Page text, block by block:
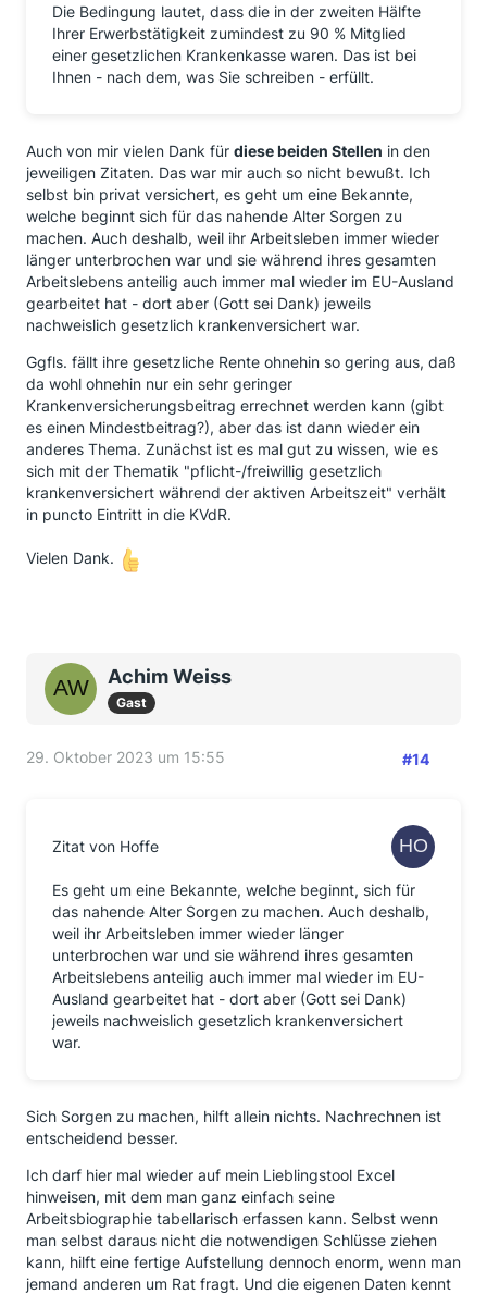
Die Bedingung lautet, dass die in der zweiten Hälfte
Ihrer Erwerbstätigkeit zumindest zu 90 % Mitglied
einer gesetzlichen Krankenkasse waren. Das ist bei
Ihnen - nach dem, was Sie schreiben - erfüllt.
Auch von mir vielen Dank für diese beiden Stellen in den
jeweiligen Zitaten. Das war mir auch so nicht bewußt. Ich
selbst bin privat versichert, es geht um eine Bekannte,
welche beginnt sich für das nahende Alter Sorgen zu
machen. Auch deshalb, weil ihr Arbeitsleben immer wieder
länger unterbrochen war und sie während ihres gesamten
Arbeitslebens anteilig auch immer mal wieder im EU-Ausland
gearbeitet hat - dort aber (Gott sei Dank) jeweils
nachweislich gesetzlich krankenversichert war.
Ggfls. fällt ihre gesetzliche Rente ohnehin so gering aus, daß
da wohl ohnehin nur ein sehr geringer
Krankenversicherungsbeitrag errechnet werden kann (gibt
es einen Mindestbeitrag?), aber das ist dann wieder ein
anderes Thema. Zunächst ist es mal gut zu wissen, wie es
sich mit der Thematik "pflicht-/freiwillig gesetzlich
krankenversichert während der aktiven Arbeitszeit" verhält
in puncto Eintritt in die KVdR.
Vielen Dank.
Achim Weiss
Gast
29. Oktober 2023 um 15:55 #14
Zitat von Hoffe
Es geht um eine Bekannte, welche beginnt, sich für
das nahende Alter Sorgen zu machen. Auch deshalb,
weil ihr Arbeitsleben immer wieder länger
unterbrochen war und sie während ihres gesamten
Arbeitslebens anteilig auch immer mal wieder im EU-
Ausland gearbeitet hat - dort aber (Gott sei Dank)
jeweils nachweislich gesetzlich krankenversichert
war.
Sich Sorgen zu machen, hilft allein nichts. Nachrechnen ist
entscheidend besser.
Ich darf hier mal wieder auf mein Lieblingstool Excel
hinweisen, mit dem man ganz einfach seine
Arbeitsbiographie tabellarisch erfassen kann. Selbst wenn
man selbst daraus nicht die notwendigen Schlüsse ziehen
kann, hilft eine fertige Aufstellung dennoch enorm, wenn man
jemand anderen um Rat fragt. Und die eigenen Daten kennt